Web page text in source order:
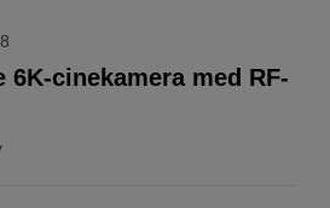
6K-cinekamera med RF-